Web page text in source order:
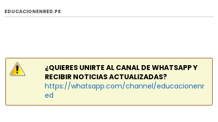
EDUCACIONENRED.PE
¿QUIERES UNIRTE AL CANAL DE WHATSAPP Y
RECIBIR NOTICIAS ACTUALIZADAS?
https://whatsapp.com/channel/educacionenr
ed